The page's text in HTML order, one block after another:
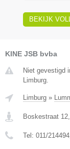
BEKIJK
KINE JSB bvba
Niet gevestigd
Limburg.
Limburg »
Boskestraat 12
Tel: 011/214494